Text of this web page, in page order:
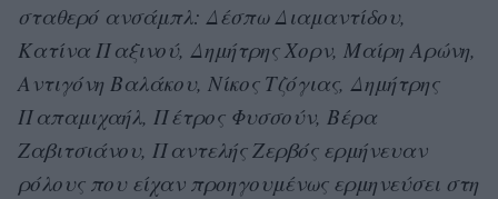
σταθερό ανσάμπλ: Δέσπω Διαμαντίδου,
Κατίνα Παξινού, Δημήτρης Χορν, Μαίρη Αρώνη,
Αντιγόνη Βαλάκου, Νίκος Τζόγιας, Δημήτρης
Παπαμιχαήλ, Πέτρος Φυσσούν, Βέρα
Ζαβιτσιάνου, Παντελής Ζερβός ερμήνευαν
ρόλους που είχαν προηγουμένως ερμηνεύσει στη